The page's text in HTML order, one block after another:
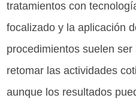
tratamientos con
focalizado y la aplicación
procedimientos suelen
retomar las actividades
aunque los resultados